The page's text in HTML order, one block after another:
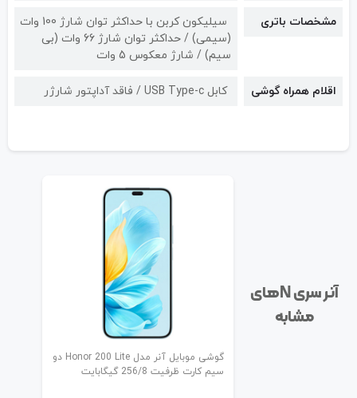
مشخصات باتری
سیلیکون کربن با حداکثر توان شارژ 100 وات
(سیمی) / حداکثر توان شارژ 66 وات (بی
سیم) / شارژ معکوس 5 وات
اقلام همراه گوشی کابل USB Type-c / فاقد آداپتور شارژر
آنر سری N‌های
مشابه
گوشی موبایل آنر مدل Honor 200 Lite دو
سیم کارت ظرفیت 256/8 گیگابایت